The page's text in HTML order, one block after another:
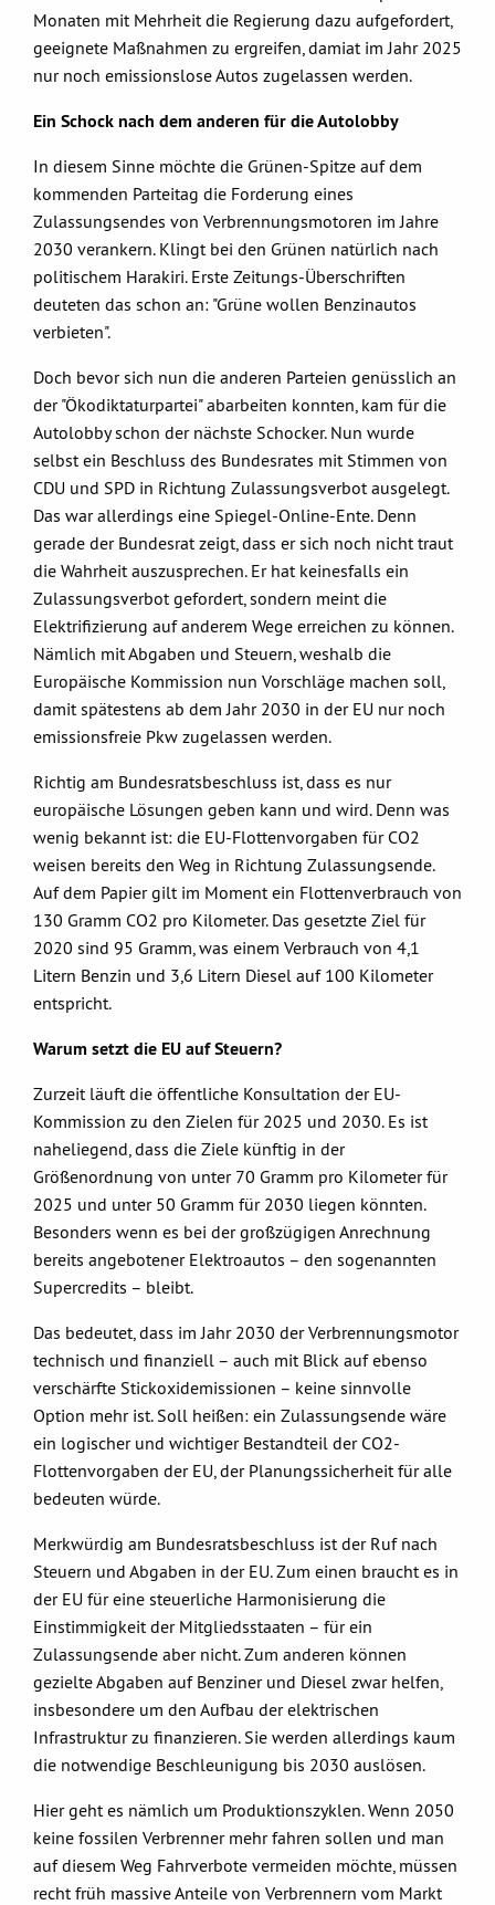
Monaten mit Mehrheit die Regierung dazu aufgefordert,
geeignete Maßnahmen zu ergreifen, damiat im Jahr 2025
nur noch emissionslose Autos zugelassen werden.
Ein Schock nach dem anderen für die Autolobby
In diesem Sinne möchte die Grünen-Spitze auf dem
kommenden Parteitag die Forderung eines
Zulassungsendes von Verbrennungsmotoren im Jahre
2030 verankern. Klingt bei den Grünen natürlich nach
politischem Harakiri. Erste Zeitungs-Überschriften
deuteten das schon an: "Grüne wollen Benzinautos
verbieten".
Doch bevor sich nun die anderen Parteien genüsslich an
der "Ökodiktaturpartei" abarbeiten konnten, kam für die
Autolobby schon der nächste Schocker. Nun wurde
selbst ein Beschluss des Bundesrates mit Stimmen von
CDU und SPD in Richtung Zulassungsverbot ausgelegt.
Das war allerdings eine Spiegel-Online-Ente. Denn
gerade der Bundesrat zeigt, dass er sich noch nicht traut
die Wahrheit auszusprechen. Er hat keinesfalls ein
Zulassungsverbot gefordert, sondern meint die
Elektrifizierung auf anderem Wege erreichen zu können.
Nämlich mit Abgaben und Steuern, weshalb die
Europäische Kommission nun Vorschläge machen soll,
damit spätestens ab dem Jahr 2030 in der EU nur noch
emissionsfreie Pkw zugelassen werden.
Richtig am Bundesratsbeschluss ist, dass es nur
europäische Lösungen geben kann und wird. Denn was
wenig bekannt ist: die EU-Flottenvorgaben für CO2
weisen bereits den Weg in Richtung Zulassungsende.
Auf dem Papier gilt im Moment ein Flottenverbrauch von
130 Gramm CO2 pro Kilometer. Das gesetzte Ziel für
2020 sind 95 Gramm, was einem Verbrauch von 4,1
Litern Benzin und 3,6 Litern Diesel auf 100 Kilometer
entspricht.
Warum setzt die EU auf Steuern?
Zurzeit läuft die öffentliche Konsultation der EU-
Kommission zu den Zielen für 2025 und 2030. Es ist
naheliegend, dass die Ziele künftig in der
Größenordnung von unter 70 Gramm pro Kilometer für
2025 und unter 50 Gramm für 2030 liegen könnten.
Besonders wenn es bei der großzügigen Anrechnung
bereits angebotener Elektroautos – den sogenannten
Supercredits – bleibt.
Das bedeutet, dass im Jahr 2030 der Verbrennungsmotor
technisch und finanziell – auch mit Blick auf ebenso
verschärfte Stickoxidemissionen – keine sinnvolle
Option mehr ist. Soll heißen: ein Zulassungsende wäre
ein logischer und wichtiger Bestandteil der CO2-
Flottenvorgaben der EU, der Planungssicherheit für alle
bedeuten würde.
Merkwürdig am Bundesratsbeschluss ist der Ruf nach
Steuern und Abgaben in der EU. Zum einen braucht es in
der EU für eine steuerliche Harmonisierung die
Einstimmigkeit der Mitgliedsstaaten – für ein
Zulassungsende aber nicht. Zum anderen können
gezielte Abgaben auf Benziner und Diesel zwar helfen,
insbesondere um den Aufbau der elektrischen
Infrastruktur zu finanzieren. Sie werden allerdings kaum
die notwendige Beschleunigung bis 2030 auslösen.
Hier geht es nämlich um Produktionszyklen. Wenn 2050
keine fossilen Verbrenner mehr fahren sollen und man
auf diesem Weg Fahrverbote vermeiden möchte, müssen
recht früh massive Anteile von Verbrennern vom Markt